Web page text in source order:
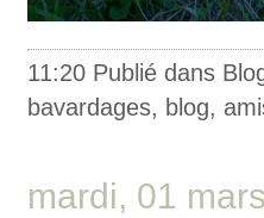
11:20 Publié dans
bavardages, blog,
mardi, 01